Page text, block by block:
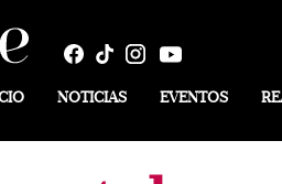
NOTICIAS EVENTOS